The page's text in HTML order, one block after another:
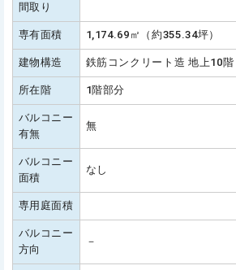
間取り
専有面積 1,174.69㎡（約355.34坪）
建物構造 鉄筋コンクリート造 地上10
所在階 1階部分
バルコニー
有無
無
バルコニー
面積
なし
専用庭面積
バルコニー
方向
－